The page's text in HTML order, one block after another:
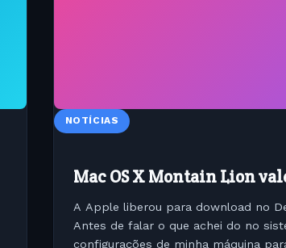
NOTÍCIAS
Mac OS X Montain Lion
A Apple liberou para download no
Antes de falar o que achei do no
configurações de minha máquina